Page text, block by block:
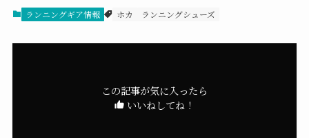
ランニングギア情報 ホカ ランニングシューズ
この記事が気に入ったら
いいねしてね！